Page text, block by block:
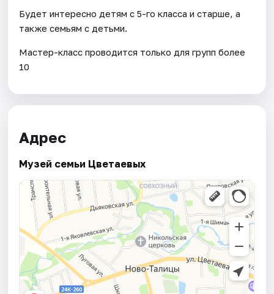
Будет интересно детям с 5-го класса и старше, а
также семьям с детьми.
Мастер-класс проводится только для групп более
10
Адрес
Музей семьи Цветаевых